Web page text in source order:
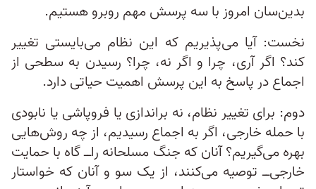
بدین‌سان امروز با سه پرسش مهم روبرو هستیم.
نخست: آیا می‌پذیریم که این نظام می‌بایستی تغییر
کند؟ اگر آری، چرا و اگر نه، چرا؟ رسیدن به سطحی از
اجماع در پاسخ به این پرسش اهمیت حیاتی دارد.
دوم: برای تغییر نظام، نه براندازی یا فروپاشی یا نابودی
با حمله خارجی، اگر به اجماع رسیدیم، از چه روش‌هایی
بهره می‌گیریم؟ آنان که جنگ مسلحانه را‌ــ گاه با حمایت
خارجی‌ــ توصیه می‌کنند، از یک سو و آنان که خواستار